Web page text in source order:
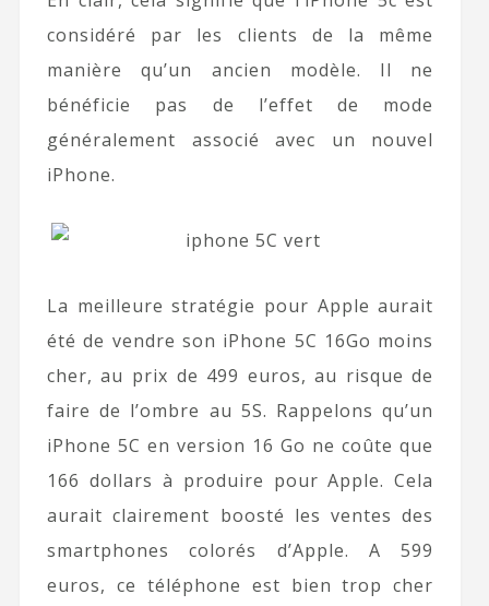
considéré par les clients de la même
manière qu’un ancien modèle. Il ne
bénéficie pas de l’effet de mode
généralement associé avec un nouvel
iPhone.
La meilleure stratégie pour Apple aurait
été de vendre son iPhone 5C 16Go moins
cher, au prix de 499 euros, au risque de
faire de l’ombre au 5S. Rappelons qu’un
iPhone 5C en version 16 Go ne coûte que
166 dollars à produire pour Apple. Cela
aurait clairement boosté les ventes des
smartphones colorés d’Apple. A 599
euros, ce téléphone est bien trop cher